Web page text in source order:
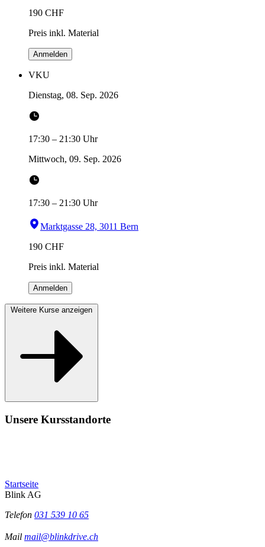
190 CHF
Preis inkl. Material
Anmelden
VKU
Dienstag, 08. Sep. 2026
17:30 – 21:30 Uhr
Mittwoch, 09. Sep. 2026
17:30 – 21:30 Uhr
Marktgasse 28, 3011 Bern
190 CHF
Preis inkl. Material
Anmelden
Weitere Kurse anzeigen
Unsere Kursstandorte
Startseite
Blink AG
Telefon 031 539 10 65
Mail mail@blinkdrive.ch